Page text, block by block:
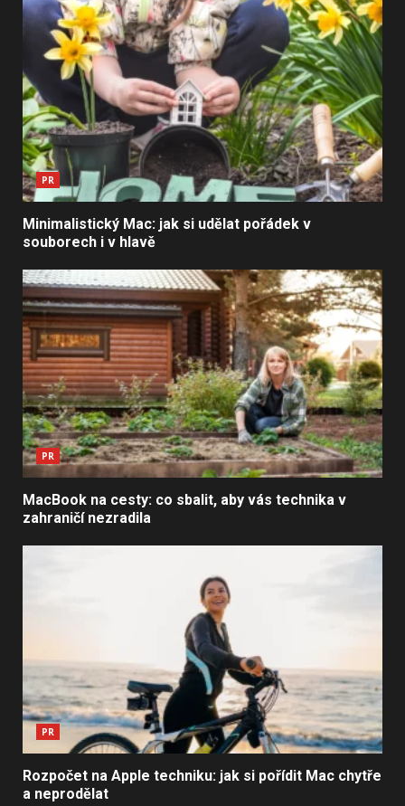
PR
Minimalistický Mac: jak si udělat pořádek v
souborech i v hlavě
PR
MacBook na cesty: co sbalit, aby vás technika v
zahraničí nezradila
PR
Rozpočet na Apple techniku: jak si pořídit Mac chytře
a neprodělat